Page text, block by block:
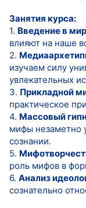
Занятия курса:
1. Введение в
влияют на наше
2.
изучаем силу
увлекательных
3. Прикладной
практическое
4. Массовый
мифы незаметно
сознании.
5.
роль мифов в
6. Анализ
сознательно